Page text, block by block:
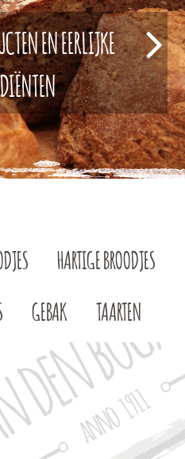
EN EERLIJKE
HARTIGE BROODJES
GEBAK TAARTEN